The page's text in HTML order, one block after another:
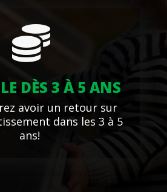

DÈS 3 À 5 ANS
avoir un retour sur
dans les 3 à 5
ans!